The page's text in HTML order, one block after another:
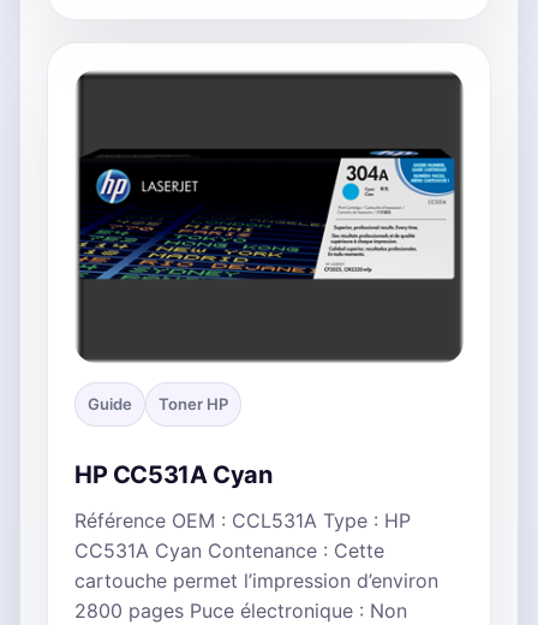
Guide Toner HP
HP CC531A Cyan
Référence OEM : CCL531A Type : HP
CC531A Cyan Contenance : Cette
cartouche permet l’impression d’environ
2800 pages Puce électronique : Non